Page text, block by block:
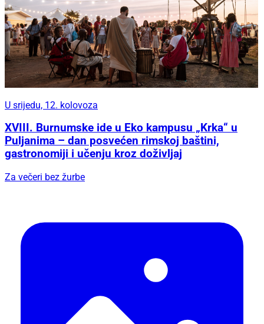
U srijedu, 12. kolovoza
XVIII. Burnumske ide u Eko kampusu „Krka“ u
Puljanima – dan posvećen rimskoj baštini,
gastronomiji i učenju kroz doživljaj
Za večeri bez žurbe